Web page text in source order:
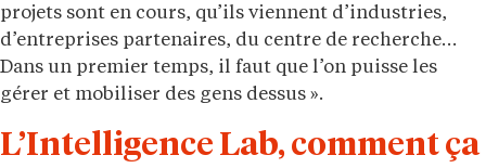
projets sont en cours, qu’ils viennent d’industries,
d’entreprises partenaires, du centre de recherche…
Dans un premier temps, il faut que l’on puisse les
gérer et mobiliser des gens dessus ».
L’Intelligence Lab, comment ça